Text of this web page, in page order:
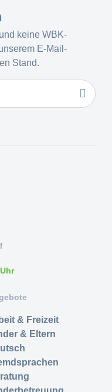
keine WBK-
E-Mail-
Stand.
& Freizeit
& Eltern